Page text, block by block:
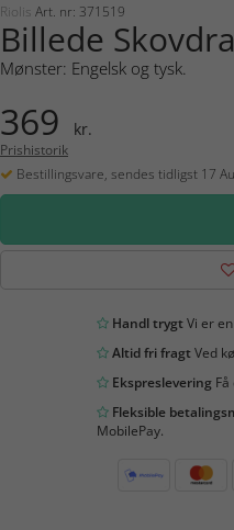
Riolis Art. nr: 371519
Billede
Mønster: Engelsk og tysk.
369 kr.
Prishistorik
Bestillingsvare, sendes tidligst 17
Handl trygtVi er
Altid fri fragtVed
EkspresleveringFå
Fleksible
MobilePay.